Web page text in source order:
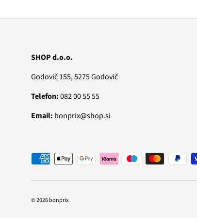
SHOP d.o.o.
Godovič 155, 5275 Godovič
Telefon:082 00 55 55
Email: bonprix@shop.si
Vrste plačila
© 2026bonprix.